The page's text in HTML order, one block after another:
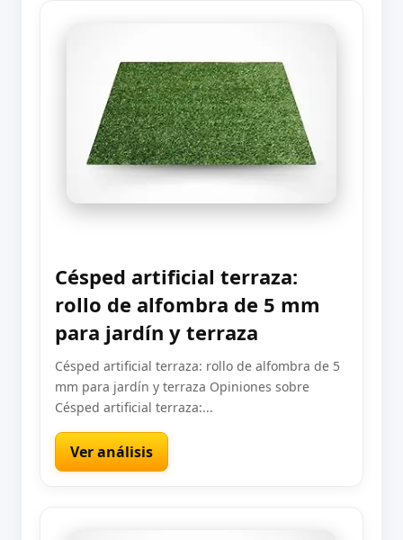
Césped artificial terraza:
rollo de alfombra de 5 mm
para jardín y terraza
Césped artificial terraza: rollo de alfombra de 5
mm para jardín y terraza Opiniones sobre
Césped artificial terraza:...
Ver análisis